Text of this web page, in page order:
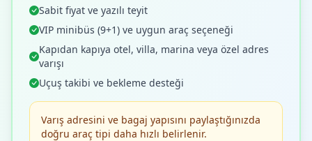
Sabit fiyat ve yazılı teyit
VIP minibüs (9+1) ve uygun araç seçeneği
Kapıdan kapıya otel, villa, marina veya özel adres
varışı
Uçuş takibi ve bekleme desteği
Varış adresini ve bagaj yapısını paylaştığınızda
doğru araç tipi daha hızlı belirlenir.